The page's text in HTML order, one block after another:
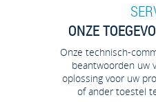
ONZE
Onze technisch-
beantwoorden uw
oplossing voor uw
of ander toestel